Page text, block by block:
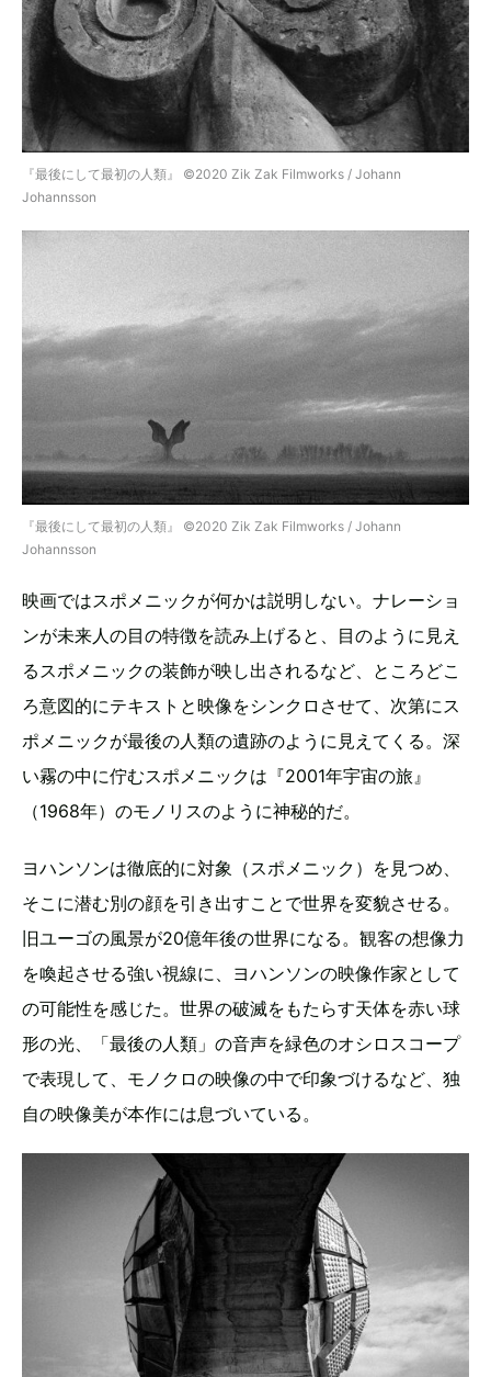
『最後にして最初の人類』 ©️2020 Zik Zak Filmworks / Johann
Johannsson
『最後にして最初の人類』 ©️2020 Zik Zak Filmworks / Johann
Johannsson
映画ではスポメニックが何かは説明しない。ナレーショ
ンが未来人の目の特徴を読み上げると、目のように見え
るスポメニックの装飾が映し出されるなど、ところどこ
ろ意図的にテキストと映像をシンクロさせて、次第にス
ポメニックが最後の人類の遺跡のように見えてくる。深
い霧の中に佇むスポメニックは『2001年宇宙の旅』
（1968年）のモノリスのように神秘的だ。
ヨハンソンは徹底的に対象（スポメニック）を見つめ、
そこに潜む別の顔を引き出すことで世界を変貌させる。
旧ユーゴの風景が20億年後の世界になる。観客の想像力
を喚起させる強い視線に、ヨハンソンの映像作家として
の可能性を感じた。世界の破滅をもたらす天体を赤い球
形の光、「最後の人類」の音声を緑色のオシロスコープ
で表現して、モノクロの映像の中で印象づけるなど、独
自の映像美が本作には息づいている。